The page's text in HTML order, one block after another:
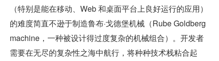
（特别是能在移动、Web 和桌面平台上良好运行的应用）
的难度简直不逊于制造鲁布·戈德堡机械（Rube Goldberg
machine，一种被设计得过度复杂的机械组合）。开发者
需要在无尽的复杂性之海中航行，将种种技术栈粘合起